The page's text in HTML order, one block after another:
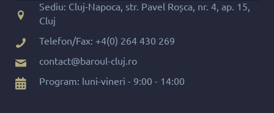
Sediu: Cluj-Napoca, str. Pavel Roșca, nr. 4, ap. 15,
Cluj
Telefon/Fax: +4(0) 264 430 269
contact@baroul-cluj.ro
Program: luni-vineri - 9:00 - 14:00